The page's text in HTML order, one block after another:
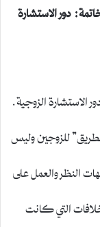
العاشرة: 00:43:45 – 00:46:36 | خاتمة: دور الاستشارة
الاستشارة الزوجية.
للزوجين وليس
النظر والعمل على
التي كانت